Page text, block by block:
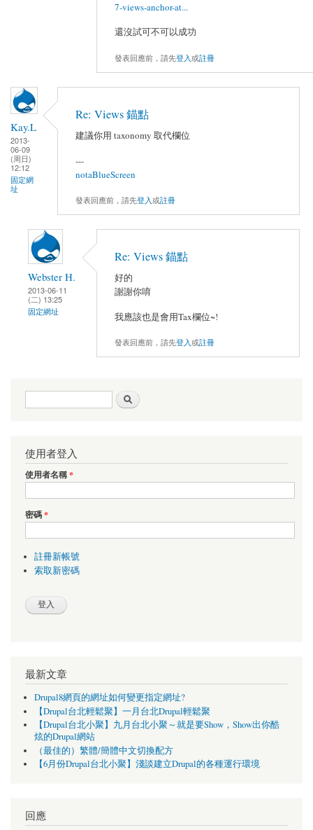
7-views-anchor-at...
還沒試可不可以成功
發表回應前，請先登入或註冊
Kay.L
2013-
06-09
(周日)
12:12
固定網
址
Re: Views 錨點
建議你用 taxonomy 取代欄位
---
notaBlueScreen
發表回應前，請先登入或註冊
Webster H.
2013-06-11
(二) 13:25
固定網址
Re: Views 錨點
好的
謝謝你唷
我應該也是會用Tax欄位~!
發表回應前，請先登入或註冊
搜尋表單
使用者登入
使用者名稱*
密碼*
註冊新帳號
索取新密碼
最新文章
Drupal8網頁的網址如何變更指定網址?
【Drupal台北輕鬆聚】一月台北Drupal輕鬆聚
【Drupal台北小聚】九月台北小聚～就是要Show，Show出你酷
炫的Drupal網站
（最佳的）繁體/簡體中文切換配方
【6月份Drupal台北小聚】淺談建立Drupal的各種運行環境
回應